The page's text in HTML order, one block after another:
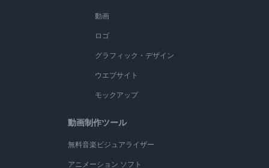
動画
ロゴ
グラフィック・デザイン
ウエブサイト
モックアップ
動画制作ツール
無料音楽ビジュアライザー
アニメーション ソフト